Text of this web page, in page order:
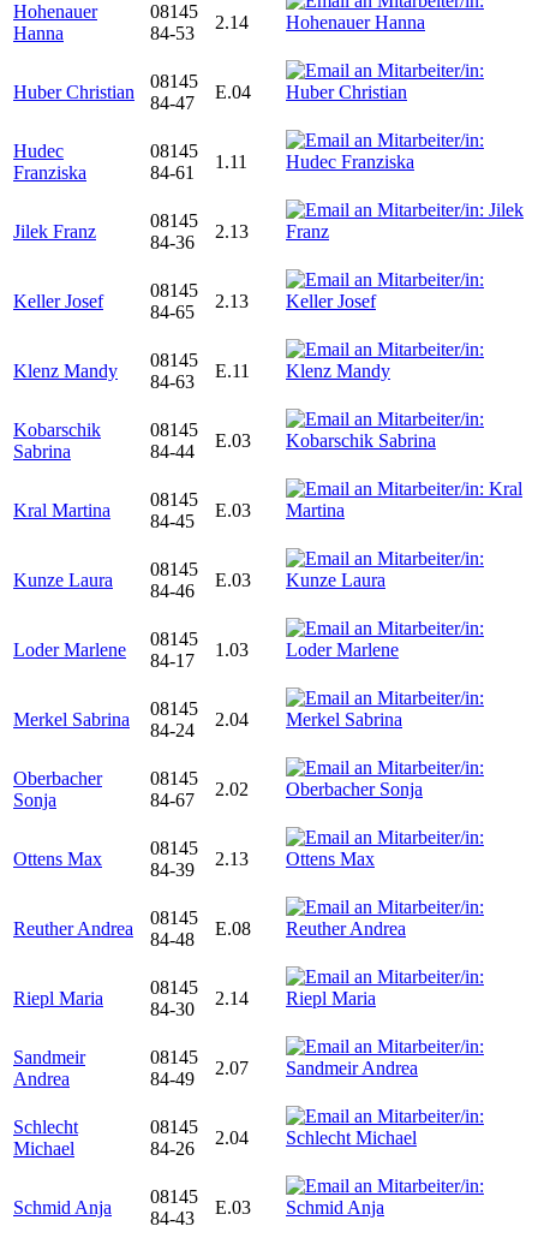
Hohenauer
Hanna
08145
84-53
2.14
Huber Christian
08145
84-47
E.04
Hudec
Franziska
08145
84-61
1.11
Jilek Franz
08145
84-36
2.13
Keller Josef
08145
84-65
2.13
Klenz Mandy
08145
84-63
E.11
Kobarschik
Sabrina
08145
84-44
E.03
Kral Martina
08145
84-45
E.03
Kunze Laura
08145
84-46
E.03
Loder Marlene
08145
84-17
1.03
Merkel Sabrina
08145
84-24
2.04
Oberbacher
Sonja
08145
84-67
2.02
Ottens Max
08145
84-39
2.13
Reuther Andrea
08145
84-48
E.08
Riepl Maria
08145
84-30
2.14
Sandmeir
Andrea
08145
84-49
2.07
Schlecht
Michael
08145
84-26
2.04
Schmid Anja
08145
84-43
E.03